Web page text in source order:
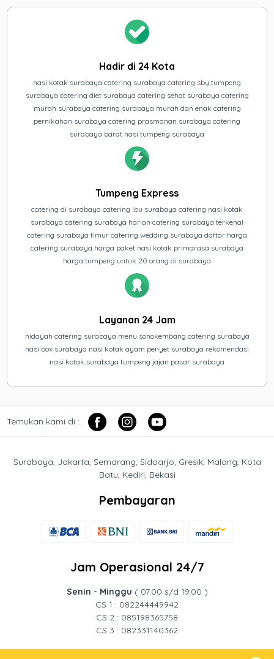
Hadir di 24 Kota
nasi kotak surabaya catering surabaya catering sby tumpeng
surabaya catering diet surabaya catering sehat surabaya catering
murah surabaya catering surabaya murah dan enak catering
pernikahan surabaya catering prasmanan surabaya catering
surabaya barat nasi tumpeng surabaya
Tumpeng Express
catering di surabaya catering ibu surabaya catering nasi kotak
surabaya catering surabaya harian catering surabaya terkenal
catering surabaya timur catering wedding surabaya daftar harga
catering surabaya harga paket nasi kotak primarasa surabaya
harga tumpeng untuk 20 orang di surabaya
Layanan 24 Jam
hidayah catering surabaya menu sonokembang catering surabaya
nasi box surabaya nasi kotak ayam penyet surabaya rekomendasi
nasi kotak surabaya tumpeng jajan pasar surabaya
Temukan kami di :
Surabaya, Jakarta, Semarang, Sidoarjo, Gresik, Malang, Kota
Batu, Kediri, Bekasi
Pembayaran
Jam Operasional 24/7
Senin - Minggu ( 07.00 s/d 19.00 )
CS 1 : 082244449942
CS 2 : 085198365758
CS 3 : 082331140362